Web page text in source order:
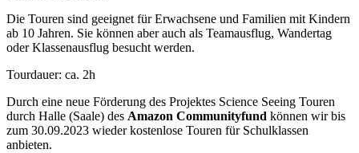
Die Touren sind geeignet für Erwachsene und Familien mit Kindern
ab 10 Jahren. Sie können aber auch als Teamausflug, Wandertag
oder Klassenausflug besucht werden.
Tourdauer: ca. 2h
Durch eine neue Förderung des Projektes Science Seeing Touren
durch Halle (Saale) des Amazon Communityfund können wir bis
zum 30.09.2023 wieder kostenlose Touren für Schulklassen
anbieten.